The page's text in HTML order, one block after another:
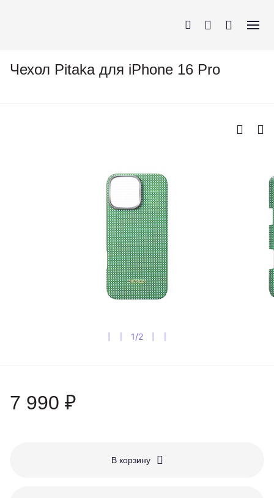
Чехол Pitaka для iPhone 16 Pro
1/2
7 990 ₽
В корзину